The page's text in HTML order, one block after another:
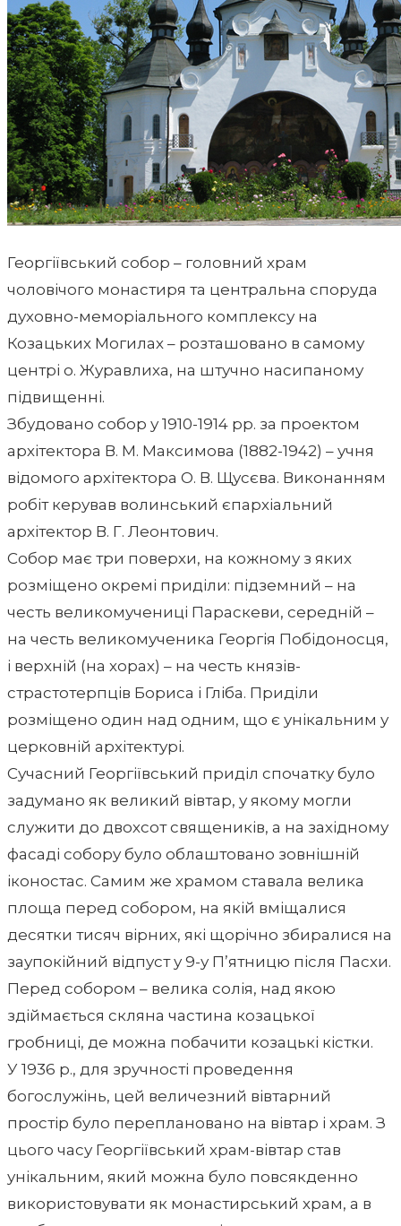
Георгіївський собор – головний храм
чоловічого монастиря та центральна споруда
духовно-меморіального комплексу на
Козацьких Могилах – розташовано в самому
центрі о. Журавлиха, на штучно насипаному
підвищенні.
Збудовано собор у 1910-1914 рр. за проектом
архітектора В. М. Максимова (1882-1942) – учня
відомого архітектора О. В. Щусєва. Виконанням
робіт керував волинський єпархіальний
архітектор В. Г. Леонтович.
Собор має три поверхи, на кожному з яких
розміщено окремі приділи: підземний – на
честь великомучениці Параскеви, середній –
на честь великомученика Георгія Побідоносця,
і верхній (на хорах) – на честь князів-
страстотерпців Бориса і Гліба. Приділи
розміщено один над одним, що є унікальним у
церковній архітектурі.
Сучасний Георгіївський приділ спочатку було
задумано як великий вівтар, у якому могли
служити до двохсот священиків, а на західному
фасаді собору було облаштовано зовнішній
іконостас. Самим же храмом ставала велика
площа перед собором, на якій вміщалися
десятки тисяч вірних, які щорічно збиралися на
заупокійний відпуст у 9-у П’ятницю після Пасхи.
Перед собором – велика солія, над якою
здіймається скляна частина козацької
гробниці, де можна побачити козацькі кістки.
У 1936 р., для зручності проведення
богослужінь, цей величезний вівтарний
простір було переплановано на вівтар і храм. З
цього часу Георгіївський храм-вівтар став
унікальним, який можна було повсякденно
використовувати як монастирський храм, а в